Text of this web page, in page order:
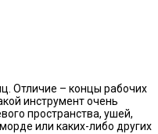
Отличие – концы рабочих
инструмент очень
пространства, ушей,
или каких-либо других